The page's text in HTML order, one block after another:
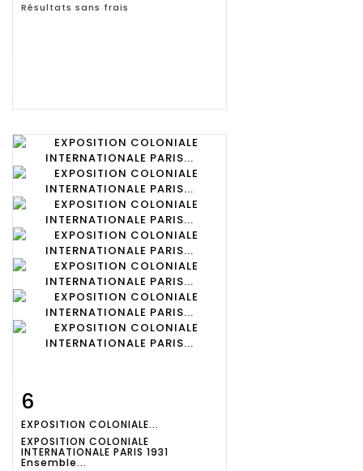
Résultats sans frais
détaillée
6
EXPOSITION COLONIALE...
EXPOSITION COLONIALE
INTERNATIONALE PARIS 1931
Ensemble...